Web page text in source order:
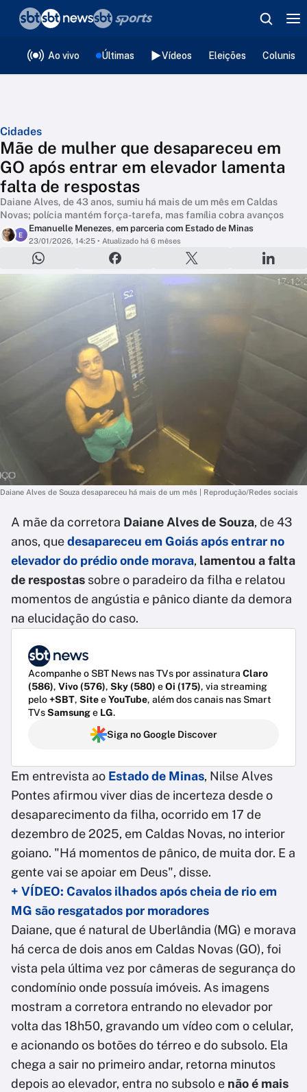
Ao vivo Últimas Vídeos Eleições
Cidades
Mãe de mulher que desapareceu em
GO após entrar em elevador lamenta
falta de respostas
Daiane Alves, de 43 anos, sumiu há mais de um mês em Caldas
Novas; polícia mantém força-tarefa, mas família cobra avanços
E
Emanuelle Menezes, em parceria com Estado de Minas
23/01/2026, 14:25 • Atualizado há 6 mêses
Daiane Alves de Souza desapareceu há mais de um mês | Reprodução/Redes sociais
A mãe da corretora Daiane Alves de Souza, de 43
anos, quedesapareceu em Goiás após entrar no
elevador do prédio onde morava, lamentou a falta
de respostas sobre o paradeiro da filha e relatou
momentos de angústia e pânico diante da demora
na elucidação do caso.
Acompanhe o SBT News nas TVs por assinatura Claro
(586), Vivo (576), Sky (580) eOi (175), via streaming
pelo+SBT, SiteeYouTube, além dos canais nas Smart
TVsSamsunge LG.
Siga no Google Discover
Em entrevista ao Estado de Minas, Nilse Alves
Pontes afirmou viver dias de incerteza desde o
desaparecimento da filha, ocorrido em 17 de
dezembro de 2025, em Caldas Novas, no interior
goiano. "Há momentos de pânico, de muita dor. E a
gente vai se apoiar em Deus", disse.
+ VÍDEO: Cavalos ilhados após cheia de rio em
MG são resgatados por moradores
Daiane, que é natural de Uberlândia (MG) e morava
há cerca de dois anos em Caldas Novas (GO), foi
vista pela última vez por câmeras de segurança do
condomínio onde possuía imóveis. As imagens
mostram a corretora entrando no elevador por
volta das 18h50, gravando um vídeo com o celular,
e acionando os botões do térreo e do subsolo. Ela
chega a sair no primeiro andar, retorna minutos
depois ao elevador, entra no subsolo e não é mais
❮voltar
Editorias